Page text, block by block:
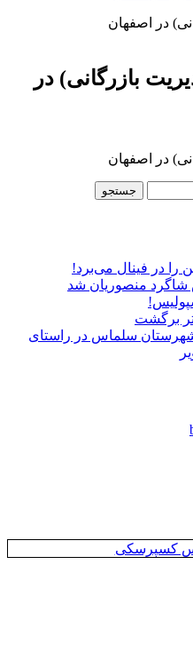
در اصفهان
بازرگانی) در
در اصفهان
را در فینال می‌برد!
شاگرد منصوریان شد
برگشت
شهرستان سلماس در راستای
کسپرسکی